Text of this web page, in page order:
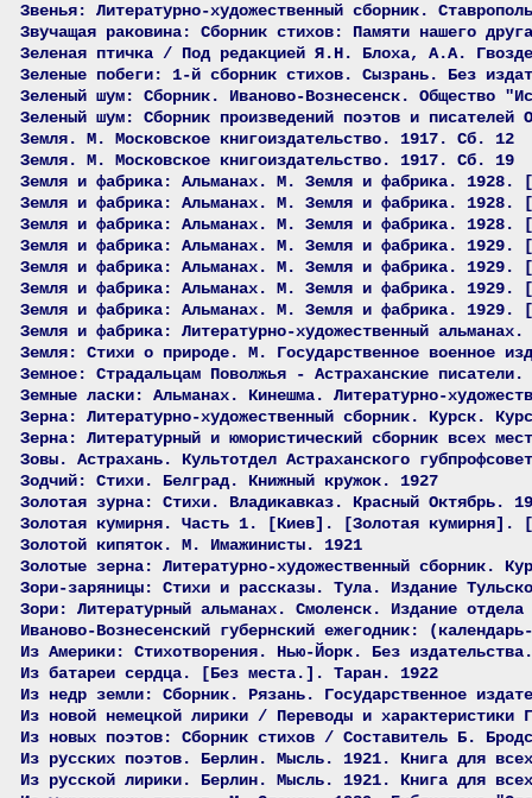
Звенья: Литературно-художественный сборник.
Звучащая раковина: Сборник стихов: Памяти нашего
Зеленая птичка / Под редакцией Я.Н. Блоха, А.А.
Зеленые побеги: 1-й сборник стихов. Сызрань. Без
Зеленый шум: Сборник. Иваново-Вознесенск. Общество
Зеленый шум: Сборник произведений поэтов и писателей
Земля. М. Московское книгоиздательство. 1917. Сб. 12
Земля. М. Московское книгоиздательство. 1917. Сб. 19
Земля и фабрика: Альманах. М. Земля и фабрика.
Земля и фабрика: Альманах. М. Земля и фабрика.
Земля и фабрика: Альманах. М. Земля и фабрика.
Земля и фабрика: Альманах. М. Земля и фабрика.
Земля и фабрика: Альманах. М. Земля и фабрика.
Земля и фабрика: Альманах. М. Земля и фабрика.
Земля и фабрика: Альманах. М. Земля и фабрика.
Земля и фабрика: Литературно-художественный
Земля: Стихи о природе. М. Государственное военное
Земное: Страдальцам Поволжья - Астраханские
Земные ласки: Альманах. Кинешма. Литературно-
Зерна: Литературно-художественный сборник. Курск.
Зерна: Литературный и юмористический сборник всех
Зовы. Астрахань. Культотдел Астраханского
Зодчий: Стихи. Белград. Книжный кружок. 1927
Золотая зурна: Стихи. Владикавказ. Красный Октябрь.
Золотая кумирня. Часть 1. [Киев]. [Золотая кумирня].
Золотой кипяток. М. Имажинисты. 1921
Золотые зерна: Литературно-художественный сборник.
Зори-заряницы: Стихи и рассказы. Тула. Издание
Зори: Литературный альманах. Смоленск. Издание
Иваново-Вознесенский губернский ежегодник:
Из Америки: Стихотворения. Нью-Йорк. Без
Из батареи сердца. [Без места.]. Таран. 1922
Из недр земли: Сборник. Рязань. Государственное
Из новой немецкой лирики / Переводы и
Из новых поэтов: Сборник стихов / Составитель Б.
Из русских поэтов. Берлин. Мысль. 1921. Книга для
Из русской лирики. Берлин. Мысль. 1921. Книга для